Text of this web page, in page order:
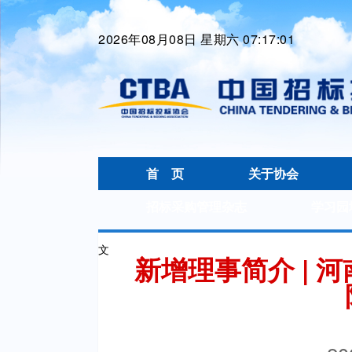
2026年08月08日 星期六 07:17:02
首 页
关于协会
文
新增理事简介 |